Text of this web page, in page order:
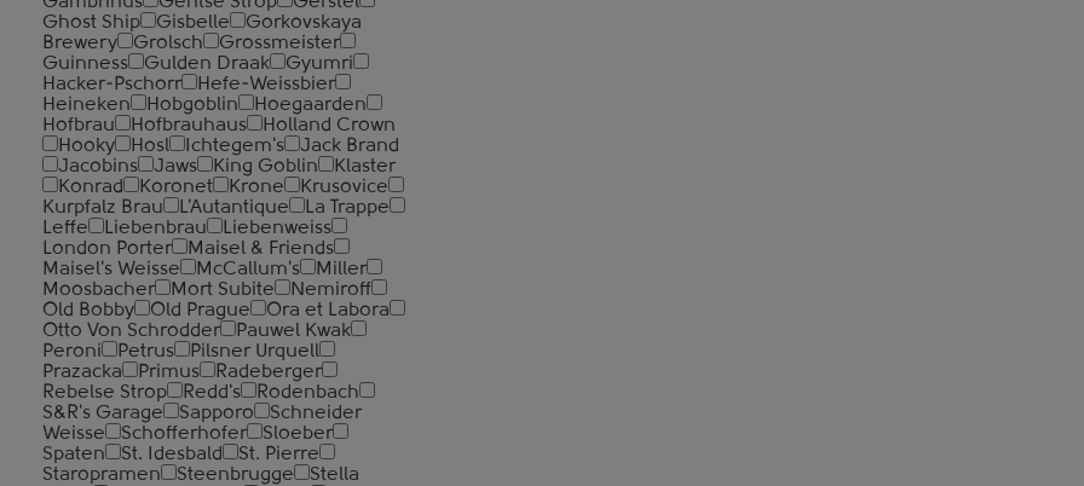
Ghost Ship
Gisbelle
Gorkovskaya
Brewery
Grolsch
Grossmeister
Guinness
Gulden Draak
Gyumri
Hacker-Pschorr
Hefe-Weissbier
Heineken
Hobgoblin
Hoegaarden
Hofbrau
Hofbrauhaus
Holland Crown
Hooky
Hosl Ichtegem's
Jack Brand
Jacobins
Jaws King Goblin
Klaster
Konrad
Koronet Krone
Krusovice
Kurpfalz Brau
L'Autantique
La Trappe
Leffe
Liebenbrau
Liebenweiss
London Porter
Maisel & Friends
Maisel's Weisse
McCallum's
Miller
Moosbacher
Mort Subite
Nemiroff
Old Bobby
Old Prague
Ora et Labora
Otto Von Schrodder
Pauwel Kwak
Peroni
Petrus
Pilsner Urquell
Prazacka
Primus
Radeberger
Rebelse Strop
Redd's
Rodenbach
S&R's Garage
Sapporo
Schneider
Weisse
Schofferhofer
Sloeber
Spaten
St. Idesbald
St. Pierre
Staropramen
Steenbrugge Stella